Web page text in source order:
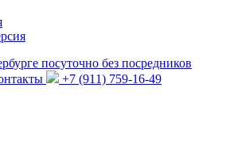
посуточно без посредников
+7 (911) 759-16-49